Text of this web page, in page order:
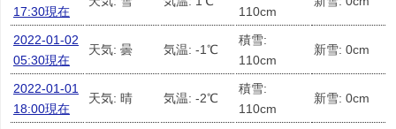
17:30現在
110cm
2022-01-02
05:30現在
天気: 曇 気温: -1℃
積雪:
110cm
新雪: 0cm
2022-01-01
18:00現在
天気: 晴 気温: -2℃
積雪:
110cm
新雪: 0cm